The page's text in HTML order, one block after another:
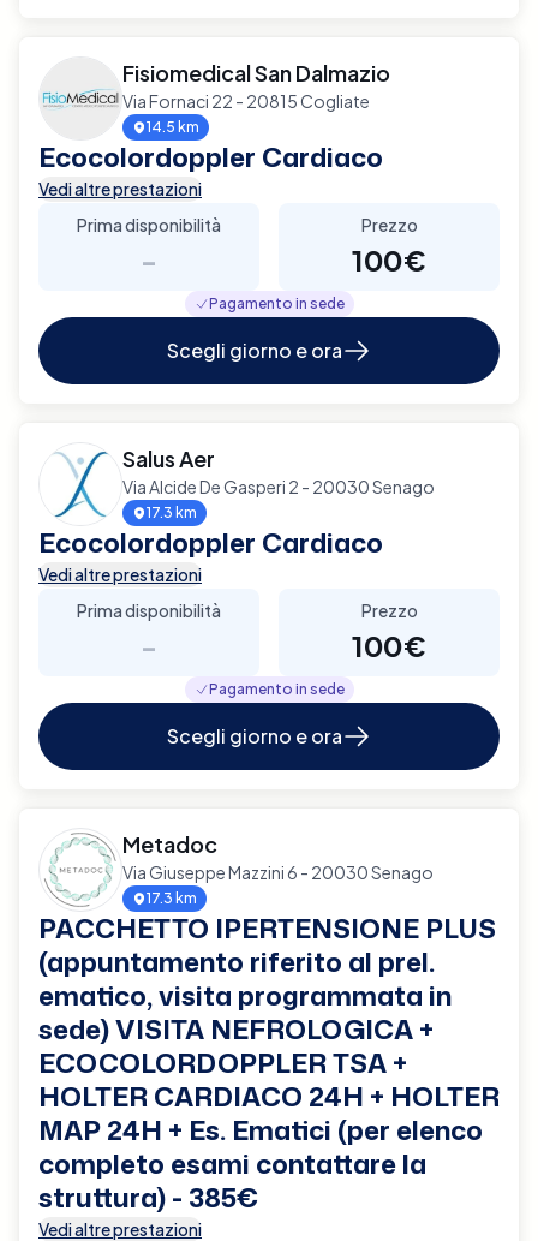
Fisiomedical San Dalmazio
Via Fornaci 22 - 20815 Cogliate
14.5 km
Ecocolordoppler Cardiaco
Vedi altre prestazioni
Prima disponibilità
-
Prezzo
100€
Pagamento in sede
Scegli giorno e ora
Salus Aer
Via Alcide De Gasperi 2 - 20030 Senago
17.3 km
Ecocolordoppler Cardiaco
Vedi altre prestazioni
Prima disponibilità
-
Prezzo
100€
Pagamento in sede
Scegli giorno e ora
Metadoc
Via Giuseppe Mazzini 6 - 20030 Senago
17.3 km
PACCHETTO IPERTENSIONE PLUS
(appuntamento riferito al prel.
ematico, visita programmata in
sede) VISITA NEFROLOGICA +
ECOCOLORDOPPLER TSA +
HOLTER CARDIACO 24H + HOLTER
MAP 24H + Es. Ematici (per elenco
completo esami contattare la
struttura) - 385€
Vedi altre prestazioni